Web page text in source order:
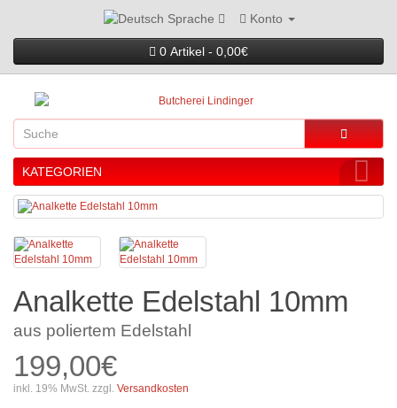
Sprache Konto
0 Artikel - 0,00€
KATEGORIEN
Analkette Edelstahl 10mm
aus poliertem Edelstahl
199,00€
inkl. 19% MwSt. zzgl. Versandkosten